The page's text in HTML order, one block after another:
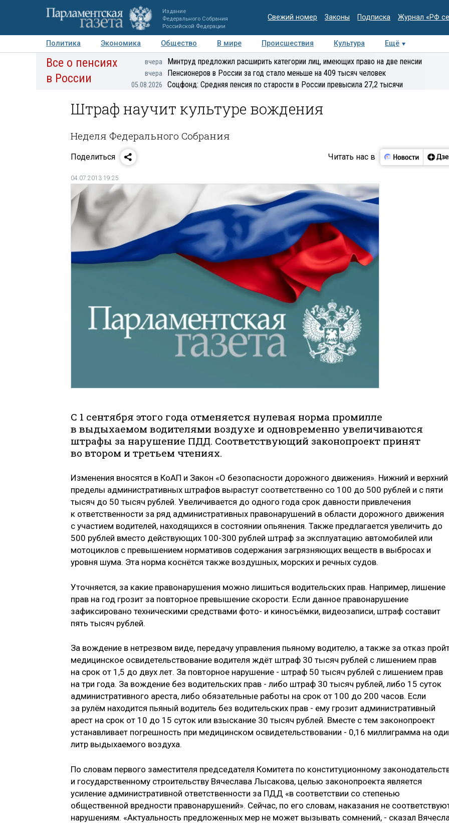
Издание
Федерального Собрания
Российской Федерации
Свежий номер Законы Подписка Журнал «РФ
Политика Экономика Общество В мире Происшествия Культура
Ещё
Авторы Персоны Мнения Регионы Медиацентр Интервью Колумнисты
Все о пенсиях
в России
вчера Минтруд предложил расширить категории лиц, имеющих право на две пенсии
вчера Пенсионеров в России за год стало меньше на 409 тысяч человек
05.08.2026 Соцфонд: Средняя пенсия по старости в России превысила 27,2 тысячи
Штраф научит культуре вождения
Неделя Федерального Собрания
Поделиться Читать нас в
04.07.2013 19:25
С 1 сентября этого года отменяется нулевая норма промилле
в выдыхаемом водителями воздухе и одновременно увеличиваются
штрафы за нарушение ПДД. Соответствующий законопроект принят
во втором и третьем чтениях.
Изменения вносятся в КоАП и Закон «О безопасности дорожного движения». Нижний и верхний
пределы административных штрафов вырастут соответственно со 100 до 500 рублей и с пяти
тысяч до 50 тысяч рублей. Увеличивается до одного года срок давности привлечения
к ответственности за ряд административных правонарушений в области дорожного движения
с участием водителей, находящихся в состоянии опьянения. Также предлагается увеличить до
500 рублей вместо действующих 100-300 руб­лей штраф за эксплуатацию автомобилей или
мотоциклов с превышением нормативов содержания загрязняющих веществ в выбросах и
уровня шума. Эта норма коснётся также воздушных, морских и речных судов.
Уточняется, за какие правонарушения можно лишиться водительских прав. Например, лишение
прав на год грозит за повторное превышение скорости. Если данное правонарушение
зафиксировано техническими средствами фото- и киносъёмки, видеозаписи, штраф составит
пять тысяч рублей.
За вождение в нетрезвом виде, передачу управления пьяному водителю, а также за отказ
медицинское освидетельствование водителя ждёт штраф 30 тысяч рублей с лишением прав
на срок от 1,5 до двух лет. За повторное нарушение - штраф 50 тысяч рублей с лишением прав
на три года. За вождение без водительских прав - либо штраф 30 тысяч рублей, либо 15 суток
административного ареста, либо обязательные работы на срок от 100 до 200 часов. Если
за рулём находится пьяный водитель без водительских прав - ему грозит административный
арест на срок от 10 до 15 суток или взыскание 30 тысяч рублей. Вместе с тем законопроект
устанавливает погрешность при медицинском освидетельствовании - 0,16 миллиграмма на
литр выдыхаемого воздуха.
По словам первого заместителя председателя Комитета по конституционному
и государственному строительству Вячеслава Лысакова, целью законопроекта является
усиление административной ответственности за ПДД «в соответствии со степенью
общественной вредности правонарушений». Сейчас, по его словам, наказания не
нарушениям. «Актуальность предложенных мер не может вызывать сомнений, - сказал